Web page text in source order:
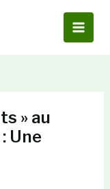
Main
» au
Une